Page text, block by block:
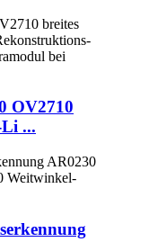
OV2710
...